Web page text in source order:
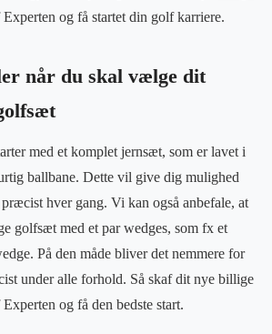
og få startet din golf karriere.
når du skal vælge dit
med et komplet jernsæt, som er lavet i
ballbane. Dette vil give dig mulighed
hver gang. Vi kan også anbefale, at
golfsæt med et par wedges, som fx et
På den måde bliver det nemmere for
under alle forhold. Så skaf dit nye billige
og få den bedste start.